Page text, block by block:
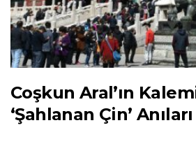
Coşkun Aral’ın
‘Şahlanan Çin’ Anıları